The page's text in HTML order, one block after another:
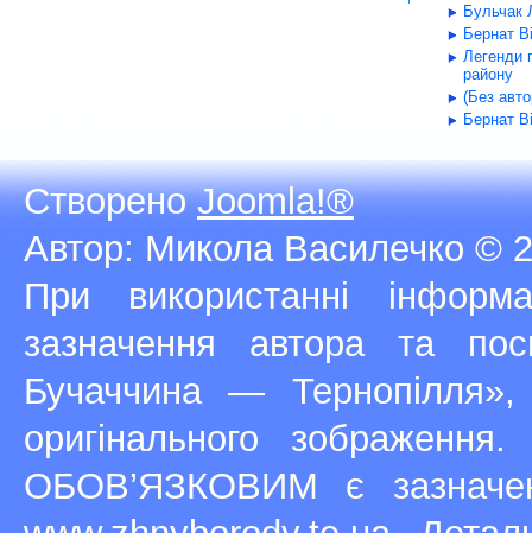
Бульчак
Бернат
Легенди
району
(Без
Бернат
СтвореноJoomla!®
Автор: Микола Василечко ©
При використанні
зазначення автора та
Бучаччина —
оригінального
ОБОВ’ЯЗКОВИМ є